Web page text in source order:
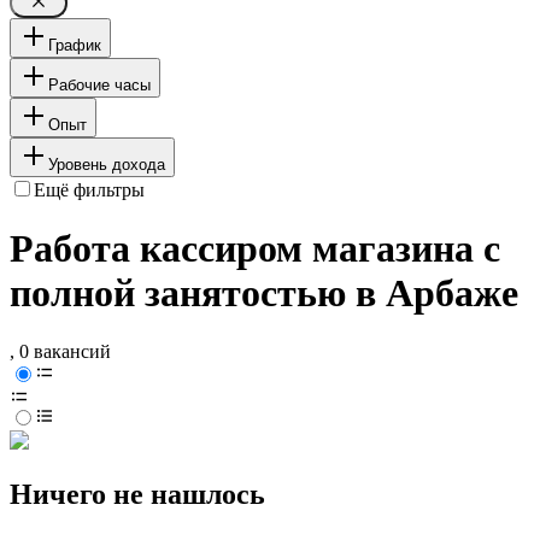
График
Рабочие часы
Опыт
Уровень дохода
Ещё фильтры
Работа кассиром магазина с
полной занятостью в Арбаже
, 0 вакансий
Ничего не нашлось